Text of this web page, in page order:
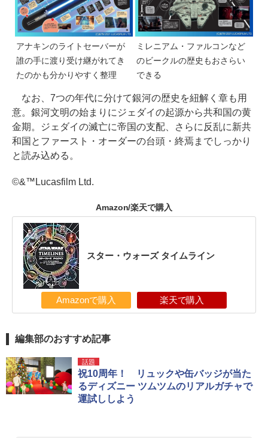
アナキンのライトセーバーが
誰の手に渡り受け継がれてき
たのかも分かりやすく整理
ミレニアム・ファルコンなど
のビークルの歴史もおさらい
できる
なお、7つの年代に分けて銀河の歴史を紐解く章も用
意。銀河文明の始まりにジェダイの起源から共和国の黄
金期。ジェダイの滅亡に帝国の支配、さらに反乱に新共
和国とファースト・オーダーの台頭・終焉までしっかり
と読み込める。
©&™Lucasfilm Ltd.
Amazon/楽天で購入
スター・ウォーズ タイムライン
Amazonで購入 楽天で購入
編集部のおすすめ記事
話題
祝10周年！ リュックや缶バッジが当た
るディズニー ツムツムのリアルガチャで
運試ししよう